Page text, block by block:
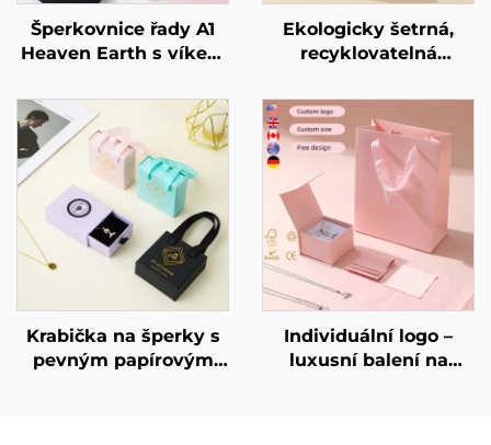
Šperkovnice řady A1
Heaven Earth s víkem
náhrdelníky –
individuální rozměr a
tvar, materiál z
umělého papíru /
kartonu – speciální
velkoobchodní
nabídka
Ekologicky šetrná,
recyklovatelná
a náhrdelníky, malé
minimální množství
objednávky (MOQ),
minimalistická
lepenková krabička na
šperky pro dárkové i
prodejní účely,
připraveno k odeslání
Krabička na šperky s
pevným papírovým
Individuální logo –
luxusní balení na